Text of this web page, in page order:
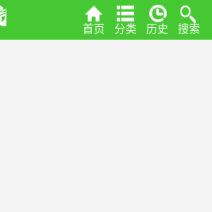
首页 分类 历史 搜索